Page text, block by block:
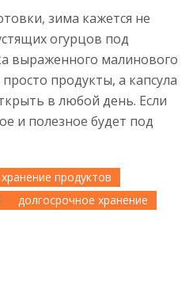
зима кажется не
огурцов под
выраженного малинового
продукты, а капсула
в любой день. Если
и полезное будет под
хранение продуктов
долгосрочное хранение